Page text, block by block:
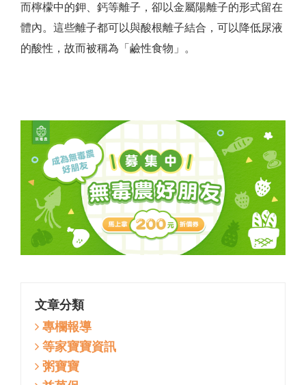
而檸檬中的鉀、鈣等離子，卻以金屬陽離子的形式留在
體內。這些離子都可以與酸根離子結合，可以降低尿液
的酸性，故而被稱為「鹼性食物」。
文章分類
專欄報導
等家寶寶資訊
粥寶寶